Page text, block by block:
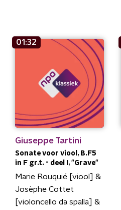
01:32
Giuseppe Tartini
Sonate voor viool, B.F5
in F gr.t. - deel I, "Grave"
Marie Rouquié [viool] &
Josèphe Cottet
[violoncello da spalla] &